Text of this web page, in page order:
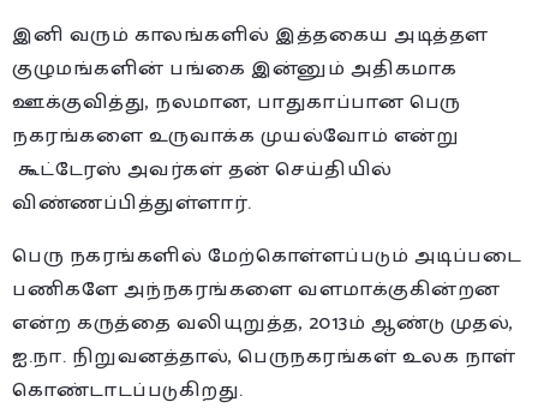
இனி வரும் காலங்களில் இத்தகைய அடித்தள
குழுமங்களின் பங்கை இன்னும் அதிகமாக
ஊக்குவித்து, நலமான, பாதுகாப்பான பெரு
நகரங்களை உருவாக்க முயல்வோம் என்று
கூட்டேரஸ் அவர்கள் தன் செய்தியில்
விண்ணப்பித்துள்ளார்.
பெரு நகரங்களில் மேற்கொள்ளப்படும் அடிப்படை
பணிகளே அந்நகரங்களை வளமாக்குகின்றன
என்ற கருத்தை வலியுறுத்த, 2013ம் ஆண்டு முதல்,
ஐ.நா. நிறுவனத்தால், பெருநகரங்கள் உலக நாள்
கொண்டாடப்படுகிறது.